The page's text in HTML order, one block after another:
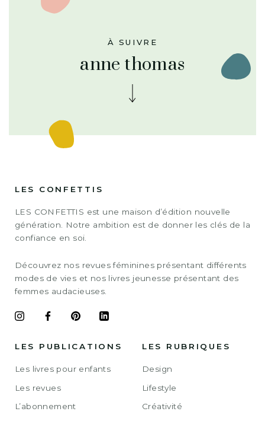
À SUIVRE
anne thomas
LES CONFETTIS
LES CONFETTIS est une maison d’édition nouvelle
génération. Notre ambition est de donner les clés de la
confiance en soi.
Découvrez nos revues féminines présentant différents
modes de vies et nos livres jeunesse présentant des
femmes audacieuses.
LES PUBLICATIONS
Les livres pour enfants
Les revues
L’abonnement
LES RUBRIQUES
Design
Lifestyle
Créativité